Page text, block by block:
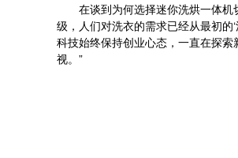
在谈到为何选择迷你洗烘一体机
级，人们对洗衣的需求已经从最初的
科技始终保持创业心态，一直在探
视。”